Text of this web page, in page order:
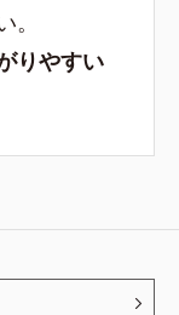
りやすい